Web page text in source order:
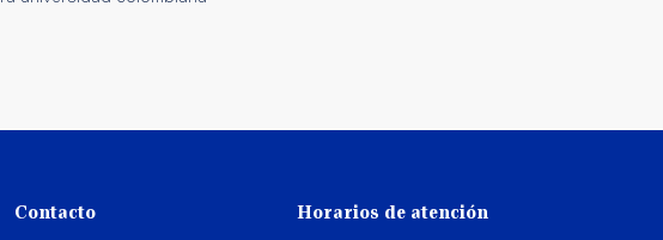
Contacto Horarios de atención